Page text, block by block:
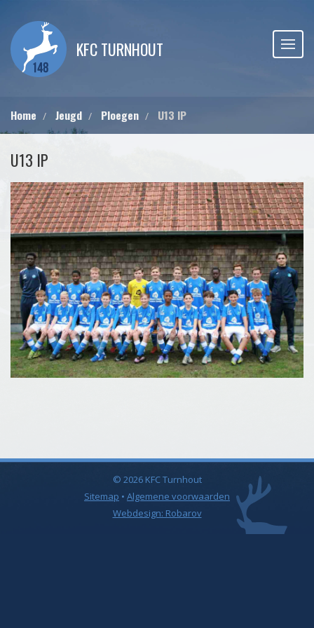
KFC TURNHOUT
Home Jeugd Ploegen U13 IP
U13 IP
© 2026 KFC Turnhout
Sitemap • Algemene voorwaarden
Webdesign: Robarov